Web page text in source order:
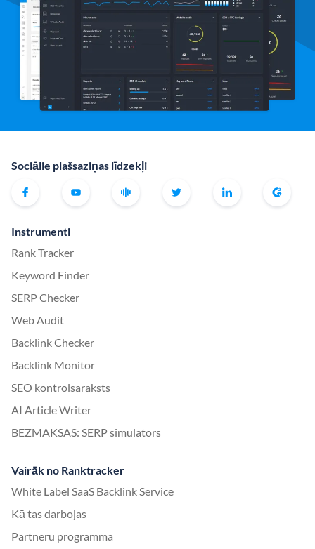
Sociālie plašsaziņas līdzekļi
Instrumenti
Rank Tracker
Keyword Finder
SERP Checker
Web Audit
Backlink Checker
Backlink Monitor
SEO kontrolsaraksts
AI Article Writer
BEZMAKSAS: SERP simulators
Vairāk no Ranktracker
White Label SaaS Backlink Service
Kā tas darbojas
Partneru programma